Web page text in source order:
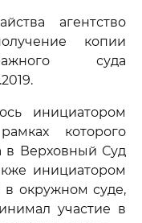
агентство
копии
суда
инициатором
которого
в Верховный Суд
инициатором
в окружном суде,
участие в